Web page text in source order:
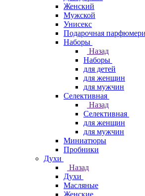
Женский
Мужской
Унисекс
Подарочная
Наборы
Назад
Наборы
для детей
для женщин
для мужчин
Селективная
Назад
Селективная
для женщин
для мужчин
Миниатюры
Пробники
Духи
Назад
Духи
Масляные
Женские